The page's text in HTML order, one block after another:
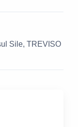
Sile, TREVISO